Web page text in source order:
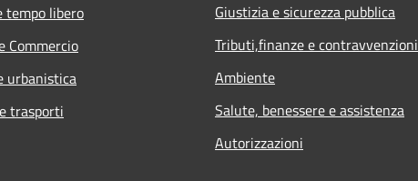
tempo libero
Commercio
urbanistica
trasporti
Giustizia e sicurezza pubblica
Tributi,finanze e contravvenzioni
Ambiente
Salute, benessere e assistenza
Autorizzazioni